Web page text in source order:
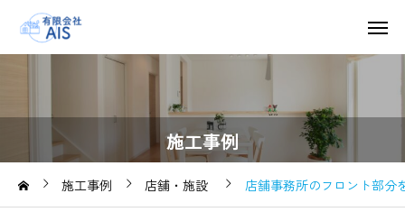
施工事例
施工事例 店舗・施設 店舗事務所のフロント部分